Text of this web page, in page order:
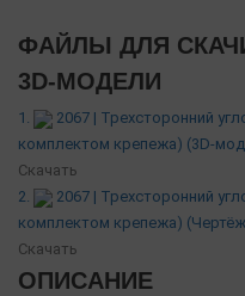
ФАЙЛЫ ДЛЯ
3D-МОДЕЛИ
1.
2067 | Трехсторонний
комплектом крепежа) (3D-
Скачать
2.
2067 | Трехсторонний
комплектом крепежа)
Скачать
ОПИСАНИЕ